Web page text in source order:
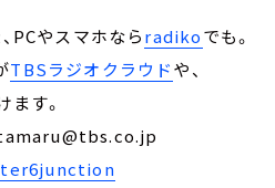
PCやスマホならradikoでも。
TBSラジオクラウドや、
ます。